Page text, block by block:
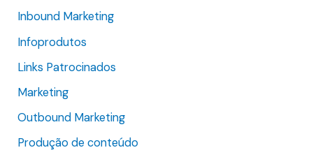
oInbound Marketing
Infoprodutos
Links Patrocinados
Marketing
Outbound Marketing
Produção de conteúdo